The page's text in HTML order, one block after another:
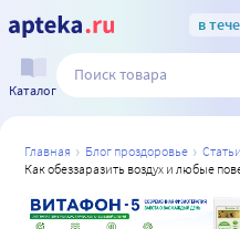
в
Каталог
главная блог проздоровье статьи
как обеззаразить воздух и любые